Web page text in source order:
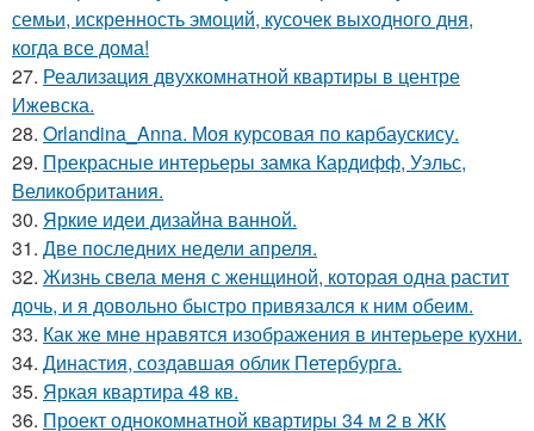
семьи, искренность эмоций, кусочек выходного дня,
когда все дома!
27. Реализация двухкомнатной квартиры в центре
Ижевска.
28. Orlandina_Anna. Моя курсовая по карбаускису.
29. Прекрасные интерьеры замка Кардифф, Уэльс,
Великобритания.
30. Яркие идеи дизайна ванной.
31. Две последних недели апреля.
32. Жизнь свела меня с женщиной, которая одна растит
дочь, и я довольно быстро привязался к ним обеим.
33. Как же мне нравятся изображения в интерьере кухни.
34. Династия, создавшая облик Петербурга.
35. Яркая квартира 48 кв.
36. Проект однокомнатной квартиры 34 м 2 в ЖК